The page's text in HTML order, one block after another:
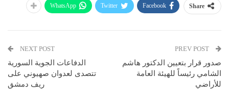
Share
Facebook
Twitter
WhatsApp
صدور قرار بتعيين الدكتور هاشم
الشامي رئيساً للهيئة العامة
للأراضي
NEXT POST
الدفاعات الجوية السورية
تتصدى لعدوان صهيوني على
ريف دمشق